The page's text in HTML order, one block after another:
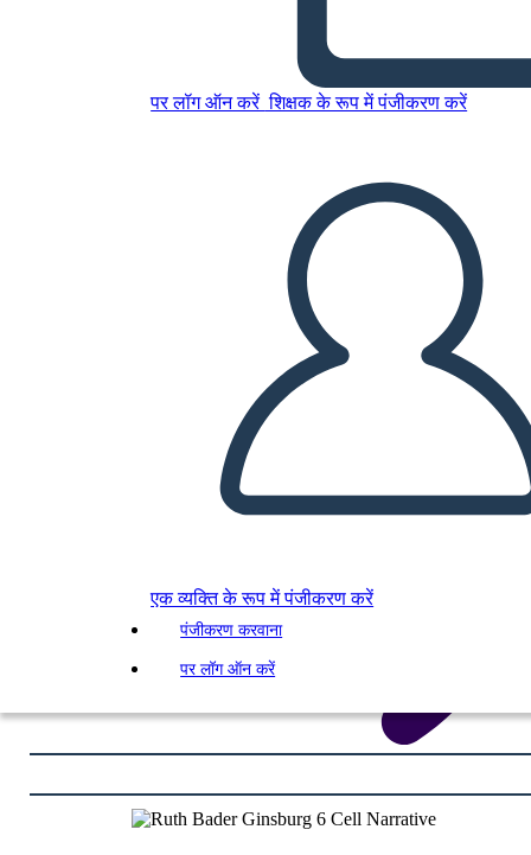
पर लॉग ऑन करें शिक्षक के रूप में पंजीकरण करें
एक व्यक्ति के रूप में पंजीकरण करें
पंजीकरण करवाना
पर लॉग ऑन करें
Narrative
स्लाइड शो चलाएं
मुझे पढ़कर सुनाओ